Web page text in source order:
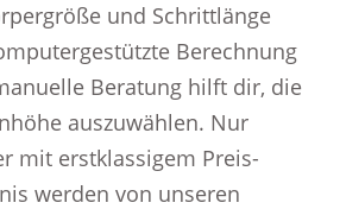
und Schrittlänge
Berechnung
Beratung hilft dir, die
auszuwählen. Nur
mit erstklassigem Preis-
werden von unseren